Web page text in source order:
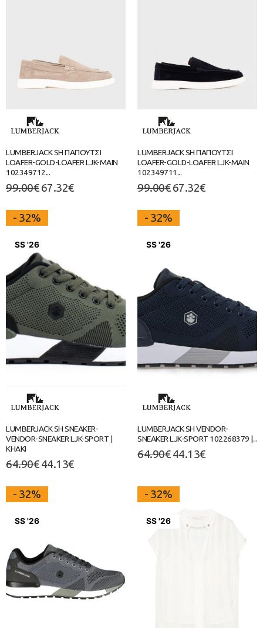
LUMBERJACK SH ΠΑΠΟΥΤΣΙ
LOAFER-GOLD-LOAFER LJK-MAIN
102349712...
99.00€ 67.32€
LUMBERJACK SH ΠΑΠΟΥΤΣΙ
LOAFER-GOLD-LOAFER LJK-MAIN
102349711...
99.00€ 67.32€
SS '26
- 32%
LUMBERJACK SH SNEAKER-
VENDOR-SNEAKER LJK-SPORT |
KHAKI
64.90€ 44.13€
SS '26
- 32%
LUMBERJACK SH VENDOR-
SNEAKER LJK-SPORT 102268379 |...
64.90€ 44.13€
SS '26
- 32%
SS '26
- 32%